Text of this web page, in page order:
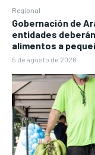
Regional
Gobernación de
entidades
alimentos a
5 de agosto de 2026